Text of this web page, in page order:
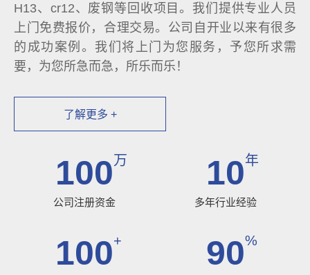
H13、cr12、废钢等回收项目。我们提供专业人员
上门免费报价，合理交易。公司自开业以来有很多
的成功案例。我们将上门为您服务，予您所求需
要，为您所急而急，所乐而乐！
了解更多 +
100万
公司注册资金
10年
多年行业经验
100+ 90%